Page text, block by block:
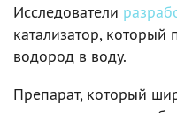
Исследователи
катализатор,
водород в воду.
Препарат, который